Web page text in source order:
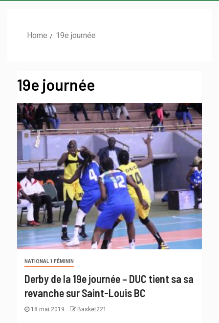
Home 19e journée
19e journée
NATIONAL 1 FÉMININ
Derby de la 19e journée – DUC tient sa sa
revanche sur Saint-Louis BC
18 mai 2019 Basket221